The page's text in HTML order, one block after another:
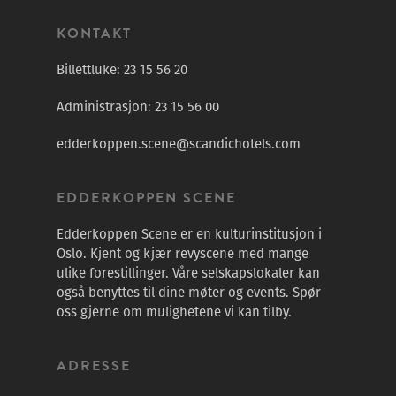
KONTAKT
Billettluke: 23 15 56 20
Administrasjon: 23 15 56 00
edderkoppen.scene@scandichotels.com
EDDERKOPPEN SCENE
Edderkoppen Scene er en kulturinstitusjon i
Oslo. Kjent og kjær revyscene med mange
ulike forestillinger. Våre selskapslokaler kan
også benyttes til dine møter og events. Spør
oss gjerne om mulighetene vi kan tilby.
ADRESSE